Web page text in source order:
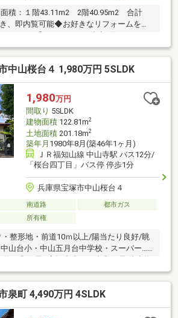
積：１階43.11m2 2階40.95m2 合計
、即内覧可能◆お好きなリフォームを楽
ーパー「サンディ」が徒歩2分（115ｍ）
INFORMATION》万代 伊丹荒牧店・・・
スーパー鴻池店・・・徒歩約7分（521
鴻池店・・・徒歩約12分（935ｍ）ロー
・・・徒歩約8分（605ｍ）伊丹市立天神
分（317ｍ）伊丹市立荒牧中学校・・・徒
中山桜台４ 1,980万円 5SLDK
1,980万円
間取り 5SLDK
建物面積122.81m2
土地面積201.18m2
築年月 1980年8月(築46年1ヶ月)
ＪＲ福知山線 中山寺駅 バス12分/
「桜台四丁目」バス停 停歩1分
兵庫県宝塚市中山桜台４
南道路
都市ガス
所有権
整形地・前道10ｍ以上/陽当たり良好/眺
山台小・中山五月台中学校・スーパー…
泉町 4,490万円 4SLDK